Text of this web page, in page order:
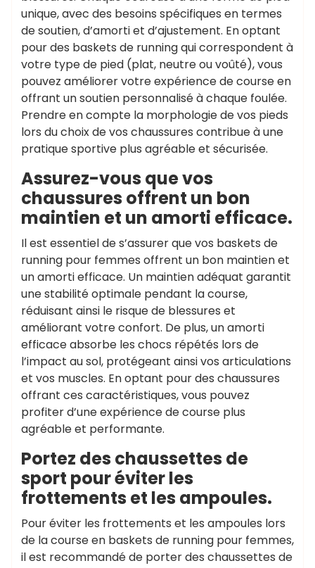
unique, avec des besoins spécifiques en termes
de soutien, d’amorti et d’ajustement. En optant
pour des baskets de running qui correspondent à
votre type de pied (plat, neutre ou voûté), vous
pouvez améliorer votre expérience de course en
offrant un soutien personnalisé à chaque foulée.
Prendre en compte la morphologie de vos pieds
lors du choix de vos chaussures contribue à une
pratique sportive plus agréable et sécurisée.
Assurez-vous que vos
chaussures offrent un bon
maintien et un amorti efficace.
Il est essentiel de s’assurer que vos baskets de
running pour femmes offrent un bon maintien et
un amorti efficace. Un maintien adéquat garantit
une stabilité optimale pendant la course,
réduisant ainsi le risque de blessures et
améliorant votre confort. De plus, un amorti
efficace absorbe les chocs répétés lors de
l’impact au sol, protégeant ainsi vos articulations
et vos muscles. En optant pour des chaussures
offrant ces caractéristiques, vous pouvez
profiter d’une expérience de course plus
agréable et performante.
Portez des chaussettes de
sport pour éviter les
frottements et les ampoules.
Pour éviter les frottements et les ampoules lors
de la course en baskets de running pour femmes,
il est recommandé de porter des chaussettes de